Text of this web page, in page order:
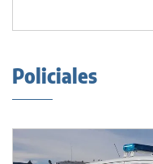
Policiales